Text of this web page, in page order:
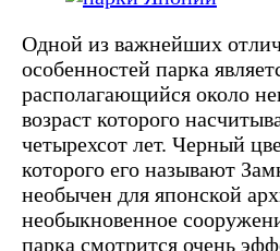
Одной из важнейших
особенностей парка
располагающийся около
возраст которого
четырехсот лет. Черный
которого его называют
необычен для японской
необыкновенное
парка смотрится очень